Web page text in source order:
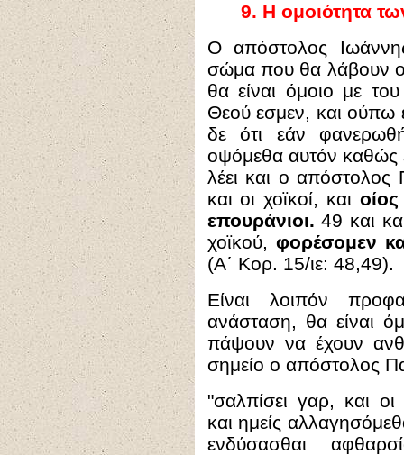
9. Η ομοιότητα
Ο απόστολος
σώμα που θα λάβουν
θα είναι όμοιο με
Θεού εσμεν, και
δε ότι εάν
οψόμεθα αυτόν καθώς
λέει και ο απόστολος
και οι χοϊκοί, και
επουράνιοι. 49 και
χοϊκού, φορέσομεν
(Α΄ Κορ. 15/ιε: 48,49).
Είναι λοιπόν
ανάσταση, θα είναι
πάψουν να έχουν
σημείο ο απόστολος
"σαλπίσει γαρ, και οι
και ημείς
ενδύσασθαι